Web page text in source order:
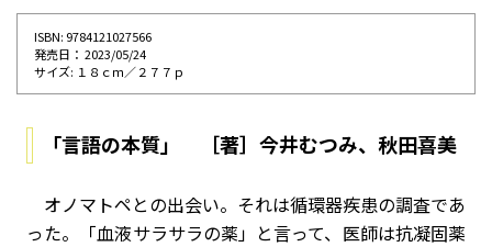
ISBN: 9784121027566
発売⽇： 2023/05/24
サイズ: １８ｃｍ／２７７ｐ
「言語の本質」 ［著］今井むつみ、秋田喜美
オノマトペとの出会い。それは循環器疾患の調査であ
った。「血液サラサラの薬」と言って、医師は抗凝固薬